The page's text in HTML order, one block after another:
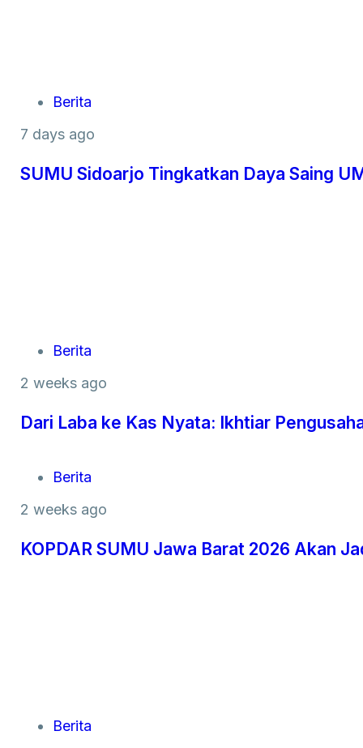
Berita
7 days ago
SUMU Sidoarjo Tingkatkan Daya Saing
Berita
2 weeks ago
Dari Laba ke Kas Nyata: Ikhtiar
Berita
2 weeks ago
KOPDAR SUMU Jawa Barat 2026 Akan
Berita